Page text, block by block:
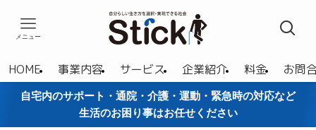
メニュー
HOME 事業内容 サービス 企業紹介 料金 お問
自宅内のサポート・通院・介護・運動・緊急時の対応など
生活のお困り事はお任せください